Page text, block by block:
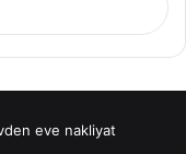
eve nakliyat